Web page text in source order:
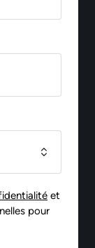
et
pour